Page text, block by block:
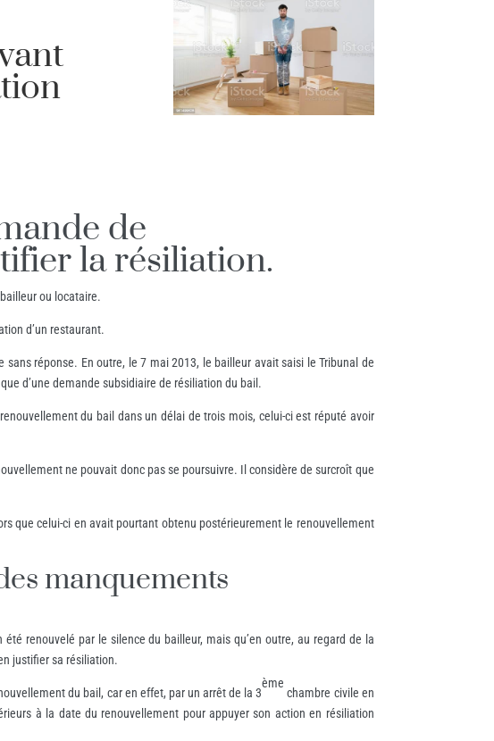
de
la résiliation.
ou locataire.
d’un restaurant.
sans réponse. En outre, le 7 mai 2013, le bailleur avait saisi le Tribunal de
d’une demande subsidiaire de résiliation du bail.
du bail dans un délai de trois mois, celui-ci est réputé avoir
ne pouvait donc pas se poursuivre. Il considère de surcroît que
que celui-ci en avait pourtant obtenu postérieurement le renouvellement
manquements
renouvelé par le silence du bailleur, mais qu’en outre, au regard de la
justifier sa résiliation.
du bail, car en effet, par un arrêt de la 3
ème
chambre civile en
à la date du renouvellement pour appuyer son action en résiliation